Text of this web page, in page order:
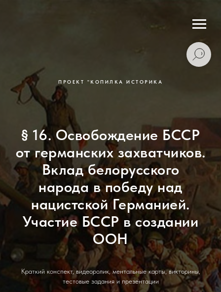
ПРОЕКТ "КОПИЛКА ИСТОРИКА
§ 16. Освобождение БССР
от германских захватчиков.
Вклад белорусского
народа в победу над
нацистской Германией.
Участие БССР в создании
ООН
Краткий конспект, видеоролик, ментальные карты, викторины,
тестовые задания и презентации